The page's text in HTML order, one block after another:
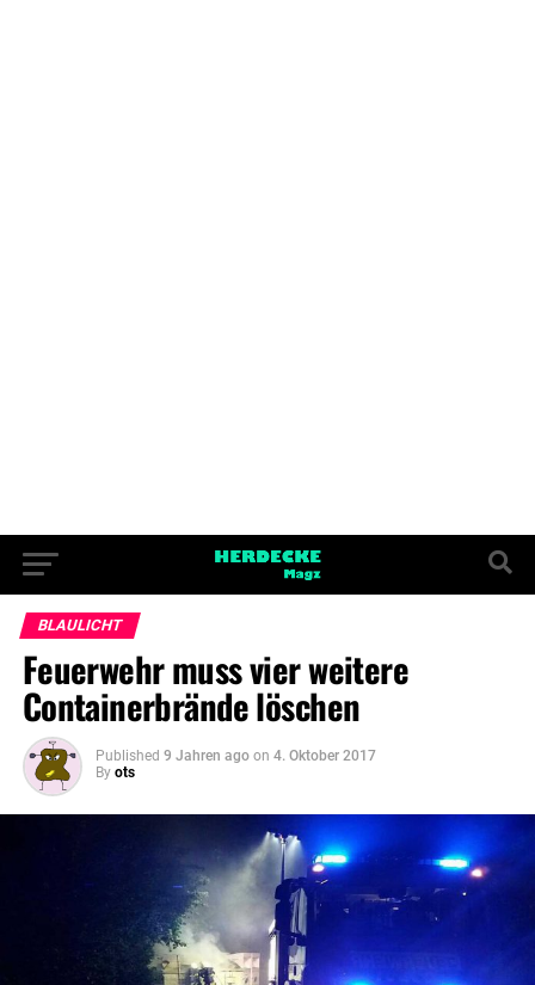
BLAULICHT
Feuerwehr muss vier weitere
Containerbrände löschen
Published 9 Jahren ago on 4. Oktober 2017
By ots